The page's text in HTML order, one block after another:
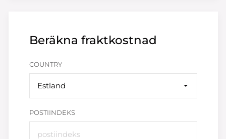
Beräkna fraktkostnad
COUNTRY
Estland
POSTIINDEKS